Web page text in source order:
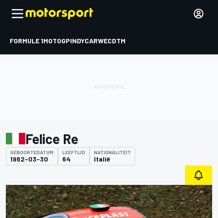
FORMULE 1MOTOGPINDYCARWECDTM
Felice Re
GEBOORTEDATUM
1962-03-30
LEEFTIJD
64
NATIONALITEIT
Italië